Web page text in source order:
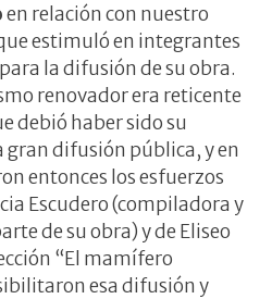
en relación con nuestro
estimuló en integrantes
la difusión de su obra.
renovador era reticente
debió haber sido su
gran difusión pública, y en
entonces los esfuerzos
Escudero (compiladora y
de su obra) y de Eliseo
“El mamífero
esa difusión y